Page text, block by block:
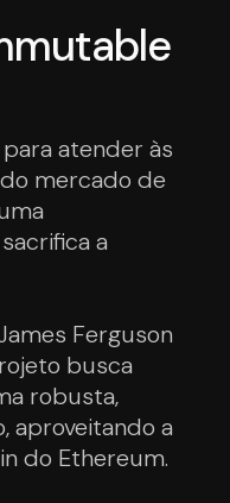
atender às
mercado de
a
Ferguson
busca
robusta,
aproveitando a
do Ethereum.